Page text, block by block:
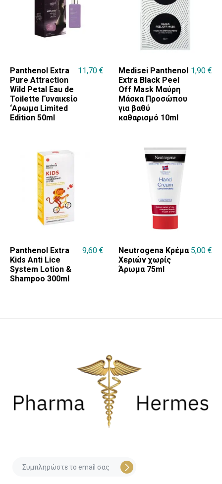
Panthenol Extra
Pure Attraction
Wild Petal Eau de
Toilette Γυναικείο
‘Αρωμα Limited
Edition 50ml
11,70 €
Medisei Panthenol
Extra Black Peel
Off Mask Μαύρη
Μάσκα Προσώπου
για βαθύ
καθαρισμό 10ml
1,90 €
Panthenol Extra
Kids Anti Lice
System Lotion &
Shampoo 300ml
9,60 €
Neutrogena Κρέμα
Χεριών χωρίς
Άρωμα 75ml
5,00 €